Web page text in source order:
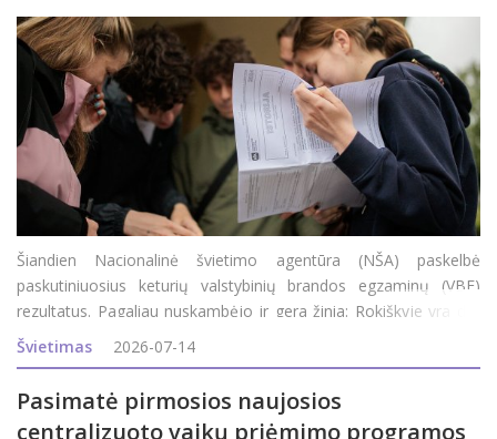
Šiandien Nacionalinė švietimo agentūra (NŠA) paskelbė
paskutiniuosius keturių valstybinių brandos egzaminų (VBE)
rezultatus. Pagaliau nuskambėjo ir gera žinia: Rokiškyje yra dar
trys šimtukai. Rokiškio rajono savivaldybės administracijos
Švietimo ir
Švietimas 2026-07-14
Pasimatė pirmosios naujosios
centralizuoto vaikų priėmimo programos